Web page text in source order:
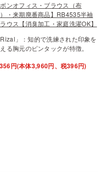
ボンオフィス・ブラウス（布
・来期廃番商品】RB4535半袖
ウス【消臭加工・家庭洗濯OK】
Rizal」：知的で洗練された印象を
る胸元のピンタックが特徴。
円(本体3,960円、税396円)